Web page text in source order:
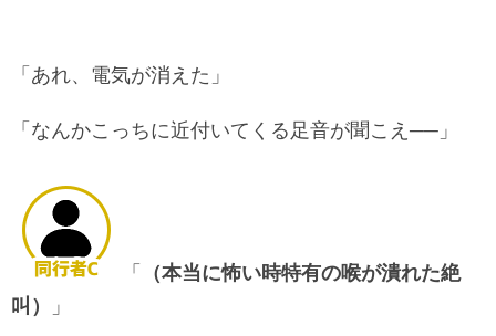
「あれ、電気が消えた」
「なんかこっちに近付いてくる足音が聞こえ──」
「
（本当に怖い時特有の喉が潰れた絶
叫）
」